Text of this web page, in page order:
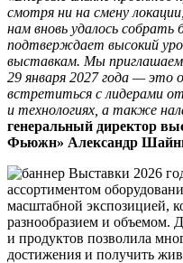
смотря ни на смену
нам вновь удалось
подтверждает высокий
выставкам. Мы приглашаем
29 января 2027 года — это
встретиться с лидерами
и технологиях, а также
генеральный директор
Фьюжн» Александр
Выставки 2026
ассортиментом
масштабной экспозицией,
разнообразием и объемом.
и продуктов позволила
достижения и получить